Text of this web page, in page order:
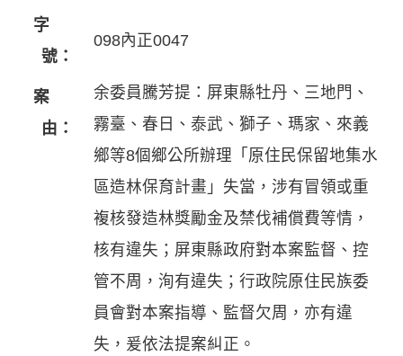
字
號：
098內正0047
案
由：
余委員騰芳提：屏東縣牡丹、三地門、
霧臺、春日、泰武、獅子、瑪家、來義
鄉等8個鄉公所辦理「原住民保留地集水
區造林保育計畫」失當，涉有冒領或重
複核發造林獎勵金及禁伐補償費等情，
核有違失；屏東縣政府對本案監督、控
管不周，洵有違失；行政院原住民族委
員會對本案指導、監督欠周，亦有違
失，爰依法提案糾正。